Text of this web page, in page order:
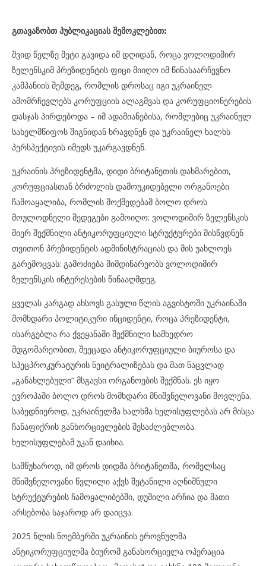
გთავაზობთ პუბლიკაციას შემოკლებით:
შვიდ წელზე მეტი გავიდა იმ დღიდან, როცა ვოლოდიმირ
ზელენსკიმ პრეზიდენტის ფიცი მიიღო იმ წინასაარჩევნო
კამპანიის შემდეგ, რომლის დროსაც იგი უკრაინელ
ამომრჩევლებს კორუფციის ალაგმვას და კორუფციონერების
დასჯას პირდებოდა – იმ ადამიანებისა, რომლებიც უკრაინულ
სახელმწიფოს შიგნიდან ხრავდნენ და უკრაინელ ხალხს
პერსპექტივის იმედს უკარგავდნენ.
უკრაინის პრეზიდენტმა, დიდი ბრიტანეთის დახმარებით,
კორუფციასთან ბრძოლის დამოუკიდებელი ორგანოები
ჩამოაყალიბა, რომლის მოქმედებამ ბოლო დროს
მოულოდნელი შედეგები გამოიღო: ვოლოდიმირ ზელენსკის
მიერ შექმნილი ანტიკორუფციული სტრუქტურები მისწვდნენ
თვითონ პრეზიდენტის ადმინისტრაციას და მის უახლოეს
გარემოცვას: გამოძიება მიმდინარეობს ვოლოდიმირ
ზელენსკის ინტერესების წინააღმდეგ.
ყველას კარგად ახსოვს გასული წლის აგვისტოში უკრაინაში
მომხდარი პოლიტიკური ინციდენტი, როცა პრეზიდენტი,
ისარგებლა რა ქვეყანაში შექმნილი სამხედრო
მდგომარეობით, შეეცადა ანტიკორუფციული ბიუროსა და
სპეცპროკურატურის ნეიტრალიზებას და მათ ნაცვლად
„განახლებული“ მსგავსი ორგანოების შექმნას. ეს იყო
ევროპაში ბოლო დროს მომხდარი მნიშვნელოვანი მოვლენა.
საბედნიეროდ, უკრაინელმა ხალხმა ხელისუფლებას არ მისცა
ჩანაფიქრის განხორციელების შესაძლებლობა.
ხელისუფლებამ უკან დაიხია.
სამწუხაროდ, იმ დროს დიდმა ბრიტანეთმა, რომელსაც
მნიშვნელოვანი წვლილი აქვს შეტანილი აღნიშნული
სტრუქტურების ჩამოყალიბებში, დუმილი არჩია და მათი
არსებობა საჯაროდ არ დაიცვა.
2025 წლის ნოემბერში უკრაინის ეროვნულმა
ანტიკორუფციულმა ბიურომ განახორციელა ოპერაცია